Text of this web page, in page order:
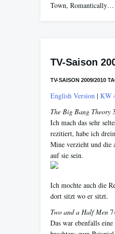
Town, Romantically…
TV-Saison
TV-SAISON 2009/2010
English Version | KW
The Big Bang Theory
Ich mach das sehr
rezitiert, habe ich
Mine verzieht und die
auf sie sein.
Ich mochte auch die
dort sitzt wo er sitzt.
Two and a Half Men
Das war ebenfalls